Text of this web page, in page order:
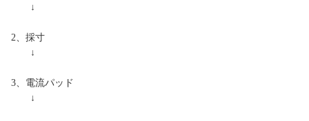
↓
2、採寸
↓
3、電流パッド
↓